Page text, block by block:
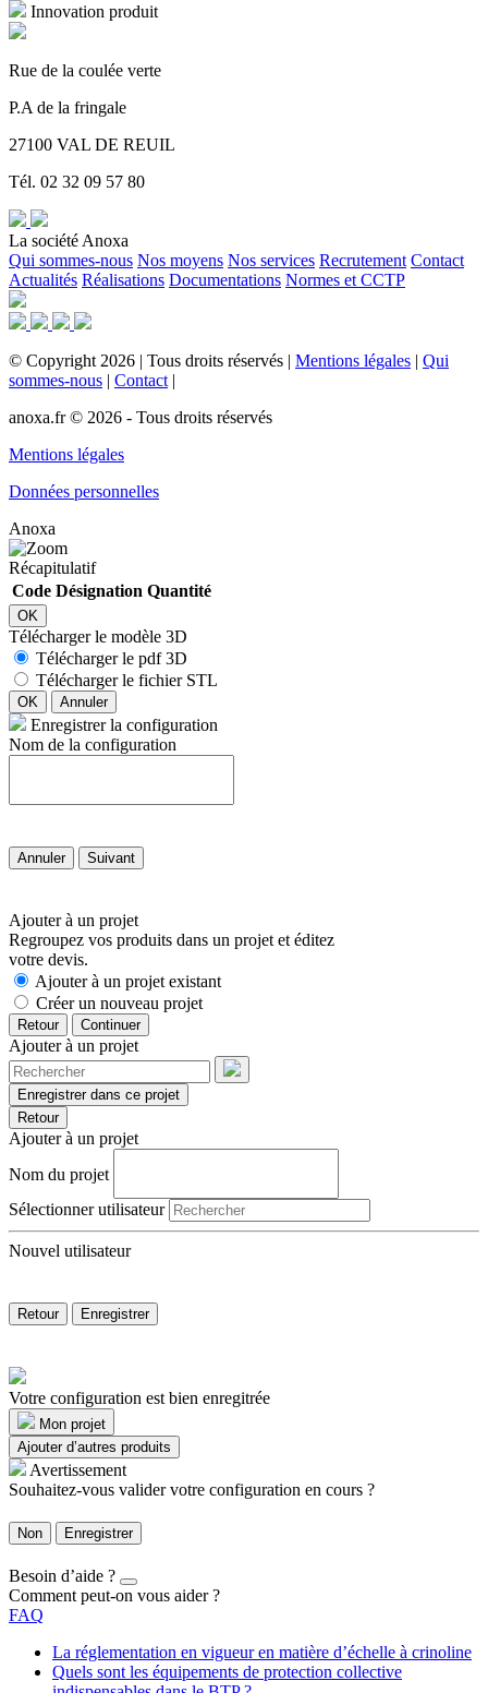
Innovation produit
Rue de la coulée verte
P.A de la fringale
27100 VAL DE REUIL
Tél. 02 32 09 57 80
La société Anoxa
Qui sommes-nous Nos moyens Nos services Recrutement Contact
Actualités Réalisations Documentations Normes et CCTP
© Copyright 2026 | Tous droits réservés | Mentions légales | Qui
sommes-nous | Contact |
anoxa.fr © 2026 - Tous droits réservés
Mentions légales
Données personnelles
Anoxa
Récapitulatif
Code Désignation Quantité
OK
Télécharger le modèle 3D
Télécharger le pdf 3D
Télécharger le fichier STL
OK Annuler
Enregistrer la configuration
Nom de la configuration
Annuler Suivant
Ajouter à un projet
Regroupez vos produits dans un projet et éditez
votre devis.
Ajouter à un projet existant
Créer un nouveau projet
Retour Continuer
Ajouter à un projet
Enregistrer dans ce projet
Retour
Ajouter à un projet
Nom du projet
Sélectionner utilisateur
Nouvel utilisateur
Retour Enregistrer
Votre configuration est bien enregitrée
Mon projet
Ajouter d’autres produits
Avertissement
Souhaitez-vous valider votre configuration en cours ?
Non Enregistrer
Besoin d’aide ?
Comment peut-on vous aider ?
FAQ
La réglementation en vigueur en matière d’échelle à crinoline
Quels sont les équipements de protection collective